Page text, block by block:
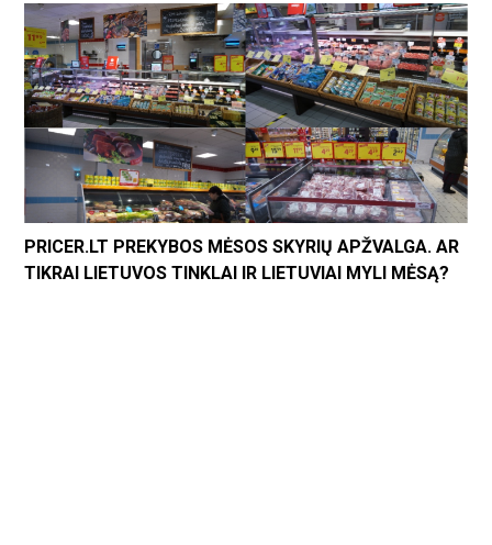
PRICER.LT PREKYBOS MĖSOS SKYRIŲ APŽVALGA. AR
TIKRAI LIETUVOS TINKLAI IR LIETUVIAI MYLI MĖSĄ?